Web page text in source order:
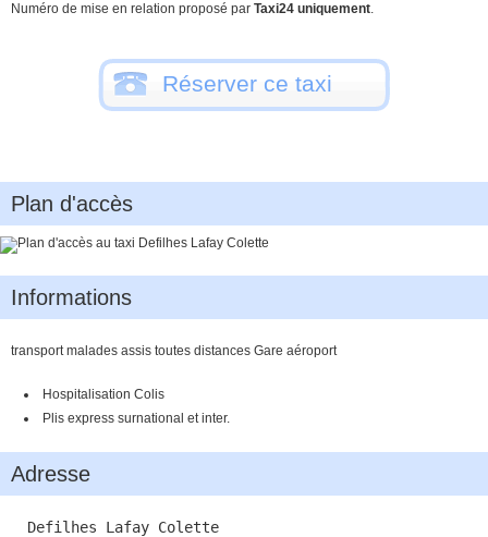
Numéro de mise en relation proposé par Taxi24 uniquement.
Réserver ce taxi
Plan d'accès
Informations
transport malades assis toutes distances Gare aéroport
Hospitalisation Colis
Plis express surnational et inter.
Adresse
Defilhes Lafay Colette